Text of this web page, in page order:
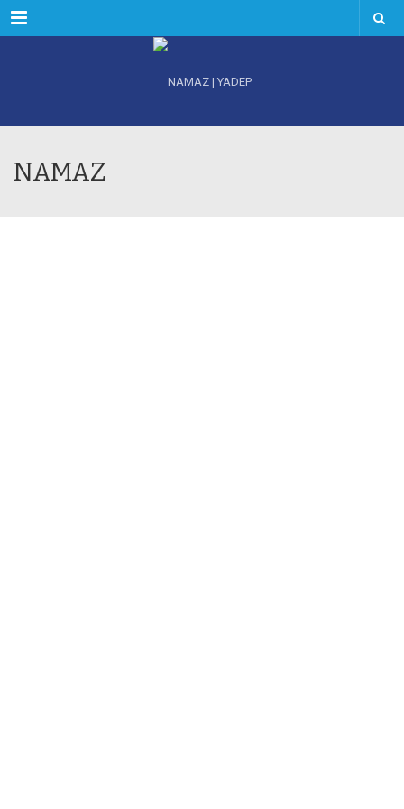
Menu
NAMAZ